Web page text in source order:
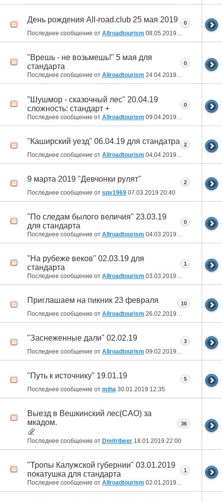
День рождения All-road.club 25 мая 2019
Последнее сообщение от Allroadtourism 08.05.2019 13:53
0
"Врешь - не возьмешь!" 5 мая для
стандарта
Последнее сообщение от Allroadtourism 24.04.2019 18:36
0
"Шушмор - сказочный лес" 20.04.19
сложность: стандарт +
Последнее сообщение от Allroadtourism 09.04.2019
0
"Каширский уезд" 06.04.19 для стандатра
Последнее сообщение от Allroadtourism 04.04.2019
2
9 марта 2019 "Девчонки рулят"
Последнее сообщение от spv1969 07.03.2019 20:40
2
"По следам былого величия" 23.03.19
для стандарта
Последнее сообщение от Allroadtourism 04.03.2019
0
"На рубеже веков" 02.03.19 для
стандарта
Последнее сообщение от Allroadtourism 03.03.2019 20:52
1
Приглашаем на пикник 23 февраля
Последнее сообщение от Allroadtourism 26.02.2019 22:00
10
"Заснеженные дали" 02.02.19
Последнее сообщение от Allroadtourism 09.02.2019 10:52
3
"Путь к источнику" 19.01.19
Последнее сообщение от miha 30.01.2019 12:35
5
Выезд в Вешкинский лес(САО) за
мкадом.
Последнее сообщение от Dmitribeer 18.01.2019 22:00
36
"Тропы Калужской губернии" 03.01.2019
покатушка для стандарта
Последнее сообщение от Allroadtourism 02.01.2019 10:51
1